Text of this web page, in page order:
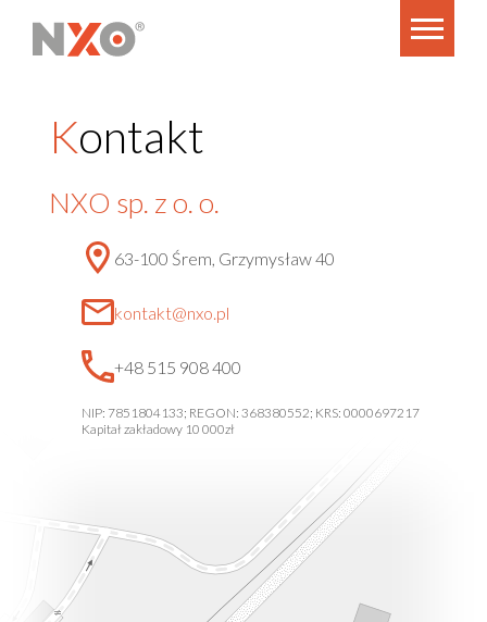
Kontakt
NXO sp. z o. o.
63-100 Śrem, Grzymysław 40
kontakt@nxo.pl
+48 515 908 400
NIP: 7851804133; REGON: 368380552; KRS: 0000697217
Kapitał zakładowy 10 000zł